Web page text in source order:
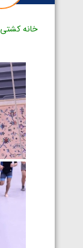
خانه کشتی